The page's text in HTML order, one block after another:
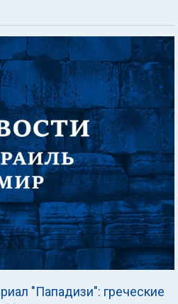
"Пападизи": греческие